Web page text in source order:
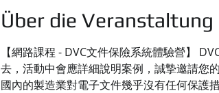
Über die Veranstaltung
【網路課程 - DVC文件保險系統體驗營】
去，活動中會應詳細說明案例，誠摯邀請您
國內的製造業對電子文件幾乎沒有任何保護